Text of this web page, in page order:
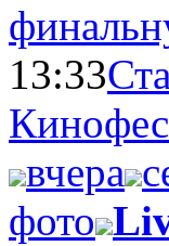
13:33
вчера
фото